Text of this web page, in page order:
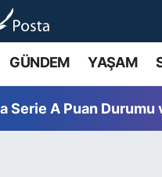
GÜNDEM YAŞAM
Serie A Puan Durumu
Nöbetçi Eczaneler
Hava Durumu